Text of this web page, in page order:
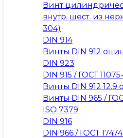
Винт
внутр. шест. из
304)
DIN 914
Винты DIN 912
DIN 923
DIN 915 / ГОСТ
Винты DIN 912
Винты DIN 965 /
ISO 7379
DIN 916
DIN 966 / ГОСТ